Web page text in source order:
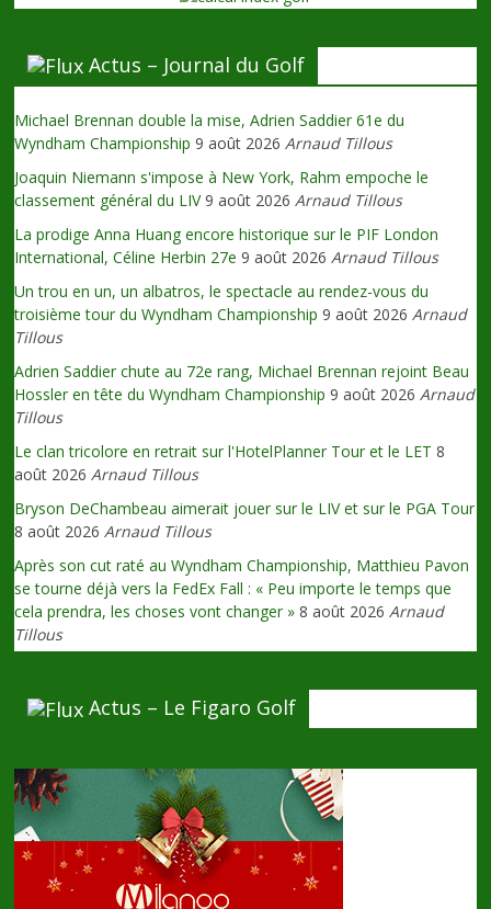
Actus – Journal du Golf
Michael Brennan double la mise, Adrien Saddier 61e du
Wyndham Championship 9 août 2026 Arnaud Tillous
Joaquin Niemann s'impose à New York, Rahm empoche le
classement général du LIV 9 août 2026 Arnaud Tillous
La prodige Anna Huang encore historique sur le PIF London
International, Céline Herbin 27e 9 août 2026 Arnaud Tillous
Un trou en un, un albatros, le spectacle au rendez-vous du
troisième tour du Wyndham Championship 9 août 2026 Arnaud
Tillous
Adrien Saddier chute au 72e rang, Michael Brennan rejoint Beau
Hossler en tête du Wyndham Championship 9 août 2026 Arnaud
Tillous
Le clan tricolore en retrait sur l'HotelPlanner Tour et le LET 8
août 2026 Arnaud Tillous
Bryson DeChambeau aimerait jouer sur le LIV et sur le PGA Tour
8 août 2026 Arnaud Tillous
Après son cut raté au Wyndham Championship, Matthieu Pavon
se tourne déjà vers la FedEx Fall : « Peu importe le temps que
cela prendra, les choses vont changer » 8 août 2026 Arnaud
Tillous
Actus – Le Figaro Golf